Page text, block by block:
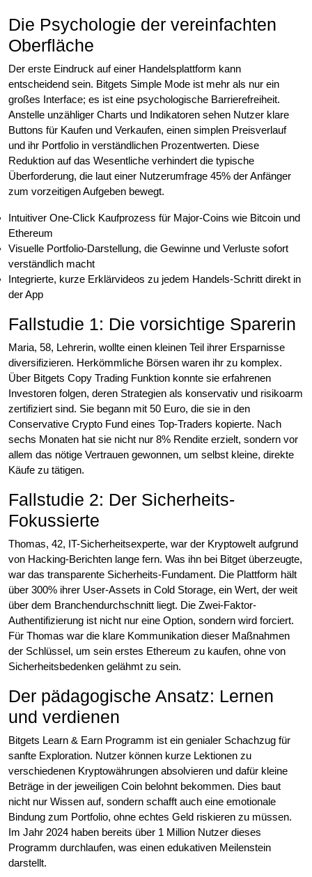
Die Psychologie der vereinfachten
Oberfläche
Der erste Eindruck auf einer Handelsplattform kann
entscheidend sein. Bitgets Simple Mode ist mehr als nur ein
großes Interface; es ist eine psychologische Barrierefreiheit.
Anstelle unzähliger Charts und Indikatoren sehen Nutzer klare
Buttons für Kaufen und Verkaufen, einen simplen Preisverlauf
und ihr Portfolio in verständlichen Prozentwerten. Diese
Reduktion auf das Wesentliche verhindert die typische
Überforderung, die laut einer Nutzerumfrage 45% der Anfänger
zum vorzeitigen Aufgeben bewegt.
Intuitiver One-Click Kaufprozess für Major-Coins wie Bitcoin und
Ethereum
Visuelle Portfolio-Darstellung, die Gewinne und Verluste sofort
verständlich macht
Integrierte, kurze Erklärvideos zu jedem Handels-Schritt direkt in
der App
Fallstudie 1: Die vorsichtige Sparerin
Maria, 58, Lehrerin, wollte einen kleinen Teil ihrer Ersparnisse
diversifizieren. Herkömmliche Börsen waren ihr zu komplex.
Über Bitgets Copy Trading Funktion konnte sie erfahrenen
Investoren folgen, deren Strategien als konservativ und risikoarm
zertifiziert sind. Sie begann mit 50 Euro, die sie in den
Conservative Crypto Fund eines Top-Traders kopierte. Nach
sechs Monaten hat sie nicht nur 8% Rendite erzielt, sondern vor
allem das nötige Vertrauen gewonnen, um selbst kleine, direkte
Käufe zu tätigen.
Fallstudie 2: Der Sicherheits-
Fokussierte
Thomas, 42, IT-Sicherheitsexperte, war der Kryptowelt aufgrund
von Hacking-Berichten lange fern. Was ihn bei Bitget überzeugte,
war das transparente Sicherheits-Fundament. Die Plattform hält
über 300% ihrer User-Assets in Cold Storage, ein Wert, der weit
über dem Branchendurchschnitt liegt. Die Zwei-Faktor-
Authentifizierung ist nicht nur eine Option, sondern wird forciert.
Für Thomas war die klare Kommunikation dieser Maßnahmen
der Schlüssel, um sein erstes Ethereum zu kaufen, ohne von
Sicherheitsbedenken gelähmt zu sein.
Der pädagogische Ansatz: Lernen
und verdienen
Bitgets Learn & Earn Programm ist ein genialer Schachzug für
sanfte Exploration. Nutzer können kurze Lektionen zu
verschiedenen Kryptowährungen absolvieren und dafür kleine
Beträge in der jeweiligen Coin belohnt bekommen. Dies baut
nicht nur Wissen auf, sondern schafft auch eine emotionale
Bindung zum Portfolio, ohne echtes Geld riskieren zu müssen.
Im Jahr 2024 haben bereits über 1 Million Nutzer dieses
Programm durchlaufen, was einen edukativen Meilenstein
darstellt.